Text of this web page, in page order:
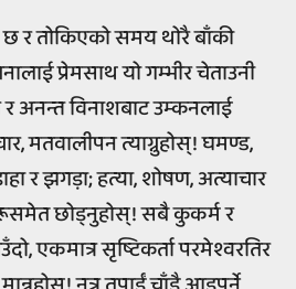
र तोकिएको समय थोरै बाँकी
प्रेमसाथ यो गम्भीर चेताउनी
र अनन्त विनाशबाट उम्कनलाई
मतवालीपन त्याग्नुहोस्! घमण्ड,
र झगड़ा; हत्या, शोषण, अत्याचार
छोड्नुहोस्! सबै कुकर्म र
एकमात्र सृष्टिकर्ता परमेश्वरतिर